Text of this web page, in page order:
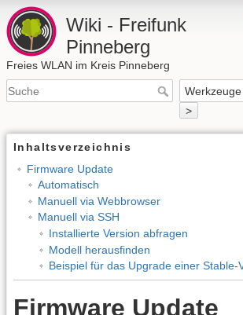
Wiki - Freifunk
Pinneberg
Freies WLAN im Kreis Pinneberg
>
Inhaltsverzeichnis
Firmware Update
Automatisch
Manuell via Webbrowser
Manuell via SSH
Installierte Version abfragen
Modell herausfinden
Beispiel für das Upgrade einer Stable-
Firmware Update